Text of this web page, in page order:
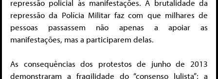
repressão policial às manifestações. A brutalidade da
repressão da Polícia Militar faz com que milhares de
pessoas passassem não apenas a apoiar as
manifestações, mas a participarem delas.
As consequências dos protestos de junho de 2013
demonstraram a fragilidade do “consenso lulista”: a